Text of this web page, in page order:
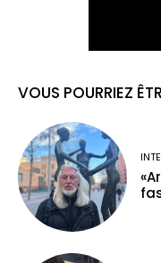
VOUS POURRIEZ